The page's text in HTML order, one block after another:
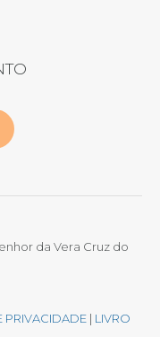
da Vera Cruz do
PRIVACIDADE | LIVRO